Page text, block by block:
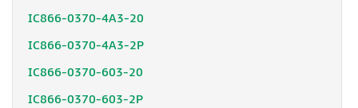
IC866-0370-4A3-20
IC866-0370-4A3-2P
IC866-0370-603-20
IC866-0370-603-2P